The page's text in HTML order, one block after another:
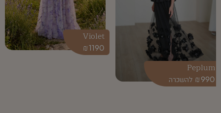
990
₪
Peplum
1190
₪
Violet